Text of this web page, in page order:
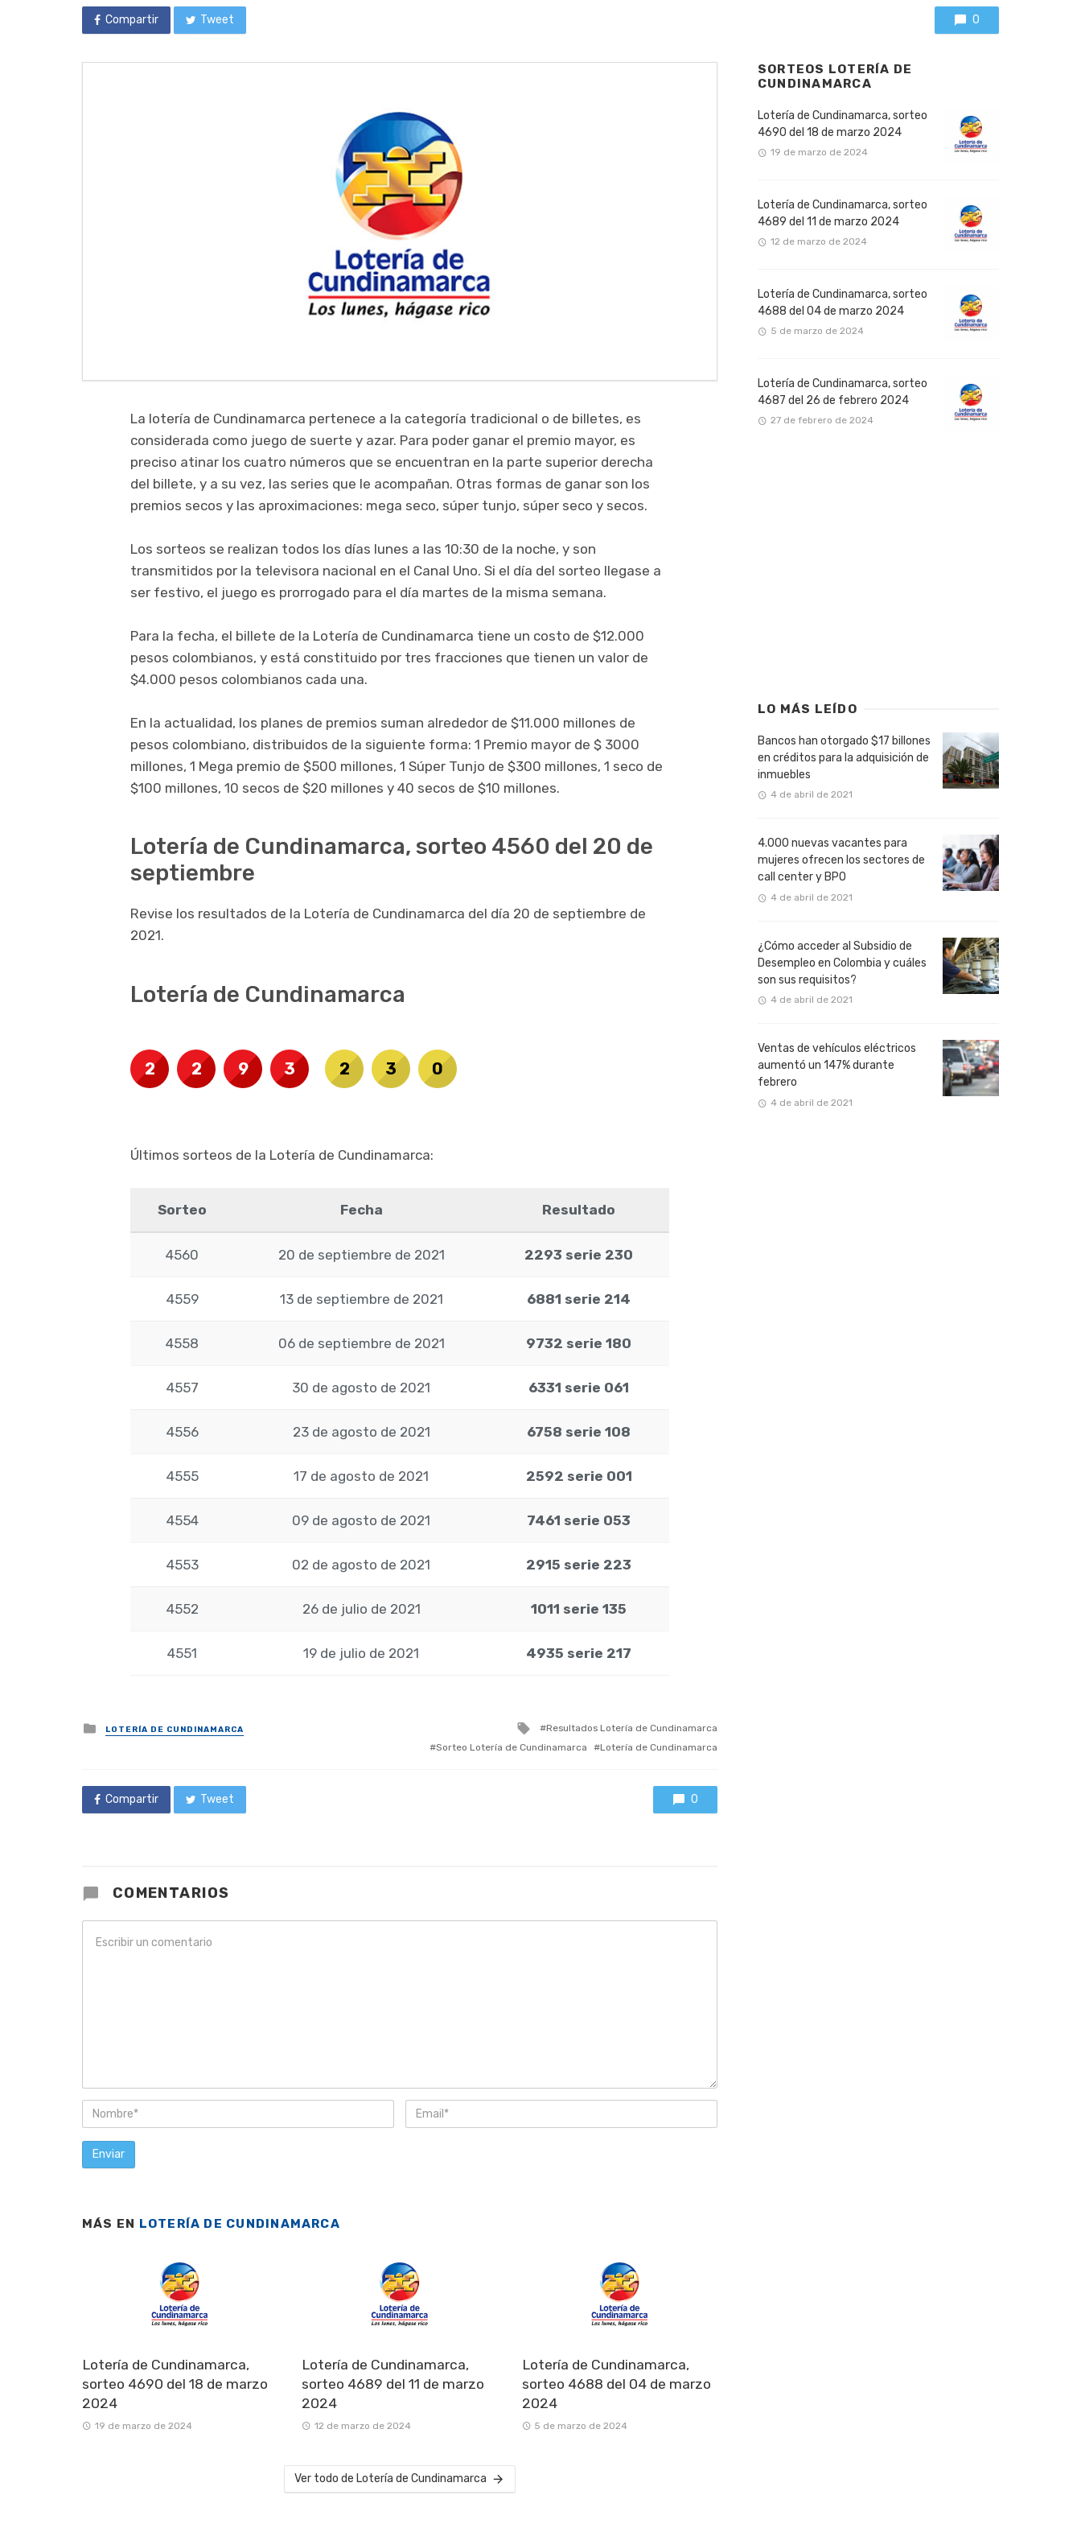
Compartir Tweet 0
La lotería de Cundinamarca pertenece a la categoría tradicional o de billetes, es
considerada como juego de suerte y azar. Para poder ganar el premio mayor, es
preciso atinar los cuatro números que se encuentran en la parte superior derecha
del billete, y a su vez, las series que le acompañan. Otras formas de ganar son los
premios secos y las aproximaciones: mega seco, súper tunjo, súper seco y secos.
Los sorteos se realizan todos los días lunes a las 10:30 de la noche, y son
transmitidos por la televisora nacional en el Canal Uno. Si el día del sorteo llegase a
ser festivo, el juego es prorrogado para el día martes de la misma semana.
Para la fecha, el billete de la Lotería de Cundinamarca tiene un costo de $12.000
pesos colombianos, y está constituido por tres fracciones que tienen un valor de
$4.000 pesos colombianos cada una.
En la actualidad, los planes de premios suman alrededor de $11.000 millones de
pesos colombiano, distribuidos de la siguiente forma: 1 Premio mayor de $ 3000
millones, 1 Mega premio de $500 millones, 1 Súper Tunjo de $300 millones, 1 seco de
$100 millones, 10 secos de $20 millones y 40 secos de $10 millones.
Lotería de Cundinamarca, sorteo 4560 del 20 de
septiembre
Revise los resultados de la Lotería de Cundinamarca del día 20 de septiembre de
2021.
Lotería de Cundinamarca
2 2 9 3 2 3 0
Últimos sorteos de la Lotería de Cundinamarca:
Sorteo Fecha Resultado
4560 20 de septiembre de 2021 2293 serie 230
4559 13 de septiembre de 2021 6881 serie 214
4558 06 de septiembre de 2021 9732 serie 180
4557 30 de agosto de 2021 6331 serie 061
4556 23 de agosto de 2021 6758 serie 108
4555 17 de agosto de 2021 2592 serie 001
4554 09 de agosto de 2021 7461 serie 053
4553 02 de agosto de 2021 2915 serie 223
4552 26 de julio de 2021 1011 serie 135
4551 19 de julio de 2021 4935 serie 217
Posted
in
LOTERÍA DE CUNDINAMARCA
Tagged
with
Resultados Lotería de Cundinamarca
Sorteo Lotería de Cundinamarca
Lotería de Cundinamarca
Compartir Tweet 0
COMENTARIOS
MÁS EN LOTERÍA DE CUNDINAMARCA
Lotería de Cundinamarca,
sorteo 4690 del 18 de marzo
2024
19 de marzo de 2024
Lotería de Cundinamarca,
sorteo 4689 del 11 de marzo
2024
12 de marzo de 2024
Lotería de Cundinamarca,
sorteo 4688 del 04 de marzo
2024
5 de marzo de 2024
Ver todo de Lotería de Cundinamarca
SORTEOS LOTERÍA DE
CUNDINAMARCA
Lotería de Cundinamarca, sorteo
4690 del 18 de marzo 2024
19 de marzo de 2024
Lotería de Cundinamarca, sorteo
4689 del 11 de marzo 2024
12 de marzo de 2024
Lotería de Cundinamarca, sorteo
4688 del 04 de marzo 2024
5 de marzo de 2024
Lotería de Cundinamarca, sorteo
4687 del 26 de febrero 2024
27 de febrero de 2024
LO MÁS LEÍDO
Bancos han otorgado $17 billones
en créditos para la adquisición de
inmuebles
4 de abril de 2021
4.000 nuevas vacantes para
mujeres ofrecen los sectores de
call center y BPO
4 de abril de 2021
¿Cómo acceder al Subsidio de
Desempleo en Colombia y cuáles
son sus requisitos?
4 de abril de 2021
Ventas de vehículos eléctricos
aumentó un 147% durante
febrero
4 de abril de 2021